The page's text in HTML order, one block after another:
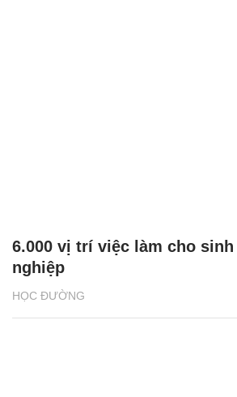
HỌC ĐƯỜNG
6.000 vị trí việc làm cho
nghiệp